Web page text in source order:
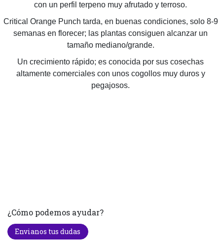
con un perfil terpeno muy afrutado y terroso.
Critical Orange Punch tarda, en buenas condiciones, solo 8-9
semanas en florecer; las plantas consiguen alcanzar un
tamaño mediano/grande.
Un crecimiento rápido; es conocida por sus cosechas
altamente comerciales con unos cogollos muy duros y
pegajosos.
¿Cómo podemos ayudar?
Envianos tus dudas